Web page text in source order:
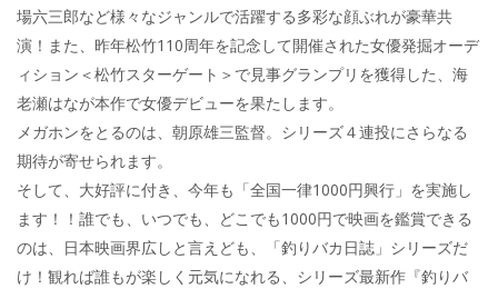
場六三郎など様々なジャンルで活躍する多彩な顔ぶれが豪華共
演！また、昨年松竹110周年を記念して開催された女優発掘オーデ
ィション＜松竹スターゲート＞で見事グランプリを獲得した、海
老瀬はなが本作で女優デビューを果たします。
メガホンをとるのは、朝原雄三監督。シリーズ４連投にさらなる
期待が寄せられます。
そして、大好評に付き、今年も「全国一律1000円興行」を実施し
ます！！誰でも、いつでも、どこでも1000円で映画を鑑賞できる
のは、日本映画界広しと言えども、「釣りバカ日誌」シリーズだ
け！観れば誰もが楽しく元気になれる、シリーズ最新作『釣りバ